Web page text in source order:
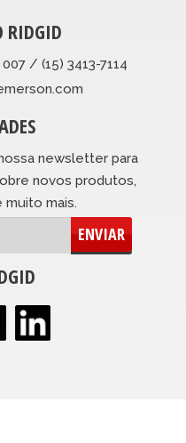
RIDGID
/ (15) 3413-7114
newsletter para
novos produtos,
mais.
ENVIAR